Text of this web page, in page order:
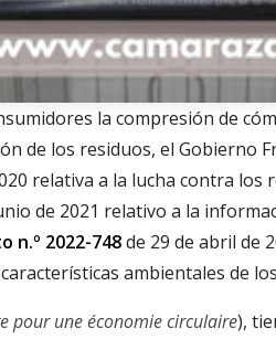
la compresión de
de los residuos, el Gobierno
relativa a la lucha contra los
de 2021 relativo a la
n.º 2022-748de 29 de abril de
ambientales de
pour une économie circulaire),